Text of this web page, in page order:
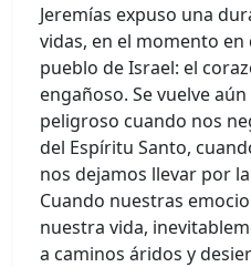
Jeremías expuso una
vidas, en el momento
pueblo de Israel: el
engañoso. Se vuelve
peligroso cuando nos
del Espíritu Santo,
nos dejamos llevar por
Cuando nuestras
nuestra vida,
a caminos áridos y